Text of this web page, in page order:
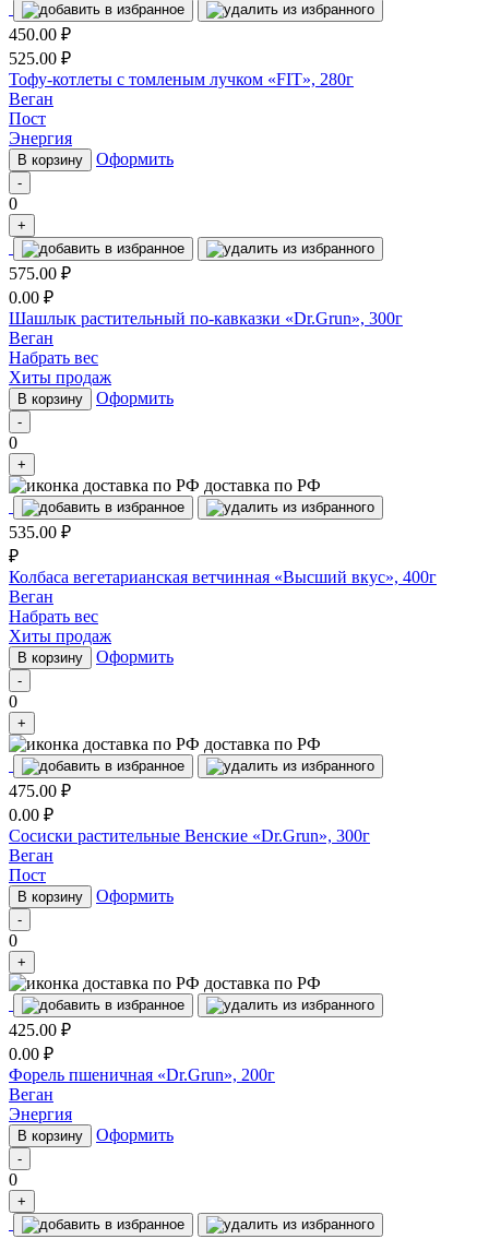
450.00 ₽
525.00 ₽
Тофу-котлеты с томленым лучком «FIT», 280г
Веган
Пост
Энергия
В корзину Оформить
-
0
+
575.00 ₽
0.00 ₽
Шашлык растительный по-кавказки «Dr.Grun», 300г
Веган
Набрать вес
Хиты продаж
В корзину Оформить
-
0
+
доставка по РФ
535.00 ₽
₽
Колбаса вегетарианская ветчинная «Высший вкус», 400г
Веган
Набрать вес
Хиты продаж
В корзину Оформить
-
0
+
доставка по РФ
475.00 ₽
0.00 ₽
Сосиски растительные Венские «Dr.Grun», 300г
Веган
Пост
В корзину Оформить
-
0
+
доставка по РФ
425.00 ₽
0.00 ₽
Форель пшеничная «Dr.Grun», 200г
Веган
Энергия
В корзину Оформить
-
0
+